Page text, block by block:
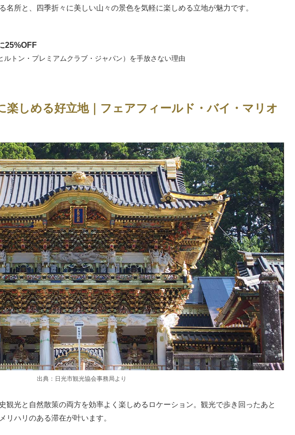
名所と、四季折々に美しい山々の景色を気軽に楽しめる立地が魅力です。
25%OFF
ルトン・プレミアムクラブ・ジャパン）を手放さない理由
楽しめる好立地｜フェアフィールド・バイ・マリオ
出典：日光市観光協会事務局より
観光と自然散策の両方を効率よく楽しめるロケーション。観光で歩き回ったあと
リハリのある滞在が叶います。